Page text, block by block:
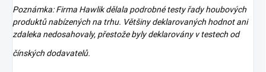
Poznámka: Firma Hawlik dělala podrobné testy řady houbových
produktů nabízených na trhu. Většiny deklarovaných hodnot ani
zdaleka nedosahovaly, přestože byly deklarovány v testech od
čínských dodavatelů.